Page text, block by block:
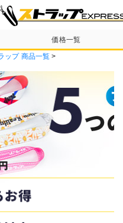
価格一覧
テンプレート
ップ 商品一覧 >